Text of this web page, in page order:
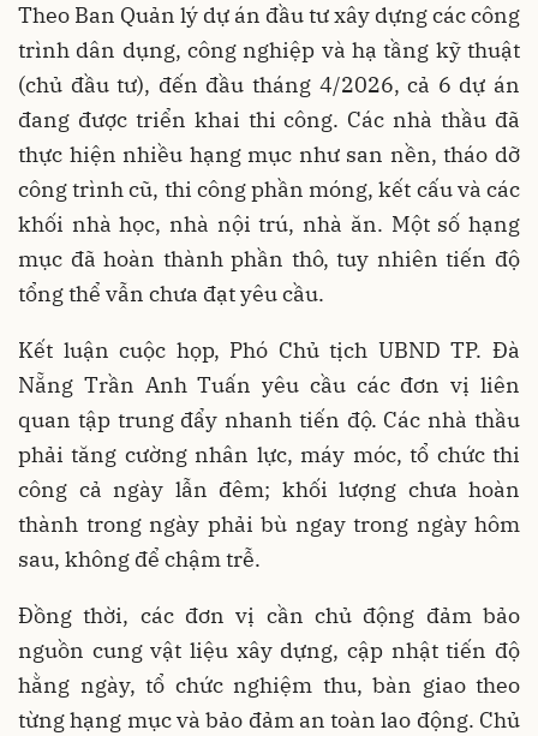
Theo Ban Quản lý dự án đầu tư xây dựng các công
trình dân dụng, công nghiệp và hạ tầng kỹ thuật
(chủ đầu tư), đến đầu tháng 4/2026, cả 6 dự án
đang được triển khai thi công. Các nhà thầu đã
thực hiện nhiều hạng mục như san nền, tháo dỡ
công trình cũ, thi công phần móng, kết cấu và các
khối nhà học, nhà nội trú, nhà ăn. Một số hạng
mục đã hoàn thành phần thô, tuy nhiên tiến độ
tổng thể vẫn chưa đạt yêu cầu.
Kết luận cuộc họp, Phó Chủ tịch UBND TP. Đà
Nẵng Trần Anh Tuấn yêu cầu các đơn vị liên
quan tập trung đẩy nhanh tiến độ. Các nhà thầu
phải tăng cường nhân lực, máy móc, tổ chức thi
công cả ngày lẫn đêm; khối lượng chưa hoàn
thành trong ngày phải bù ngay trong ngày hôm
sau, không để chậm trễ.
Đồng thời, các đơn vị cần chủ động đảm bảo
nguồn cung vật liệu xây dựng, cập nhật tiến độ
hằng ngày, tổ chức nghiệm thu, bàn giao theo
từng hạng mục và bảo đảm an toàn lao động. Chủ